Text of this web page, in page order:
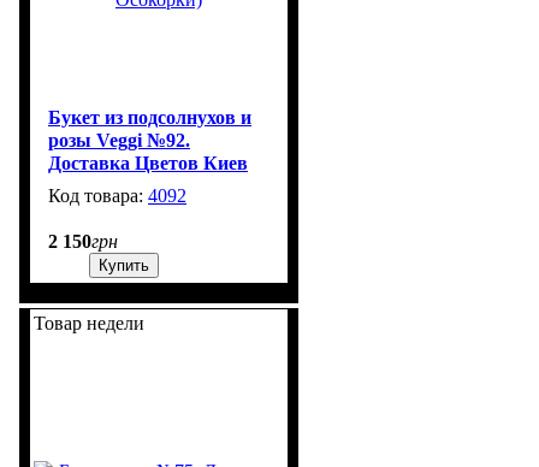
Букет из подсолнухов и
розы Veggi №92.
Доставка Цветов Киев
(Позняки/Осокорки)
4092
2 150грн
Купить
Товар недели